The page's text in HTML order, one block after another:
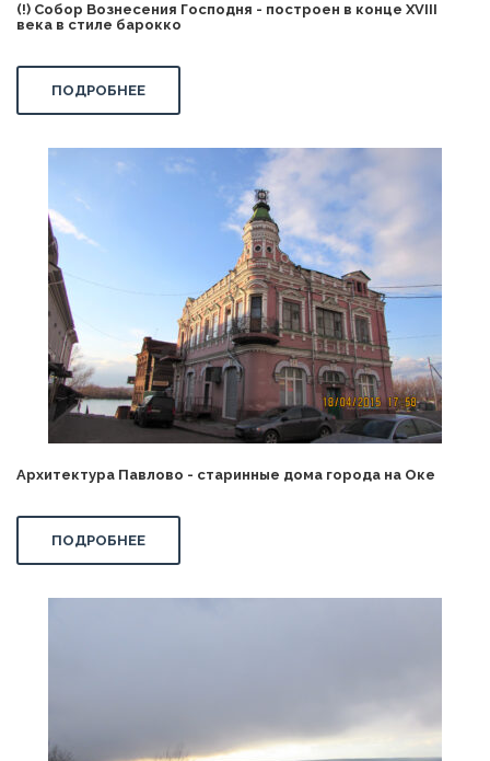
(!) Собор Вознесения Господня - построен в конце XVIII
века в стиле барокко
ПОДРОБНЕЕ
Архитектура Павлово - старинные дома города на Оке
ПОДРОБНЕЕ